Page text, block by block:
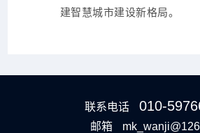
建智慧城市建设新格局。
联系电话 010-
邮箱